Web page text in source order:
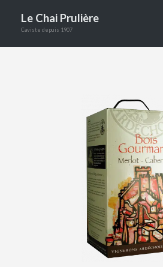
ROUGE
ACCUEIL
VINS
BIB ARDÈCHE
Le Chai Prulière
Caviste depuis 1907